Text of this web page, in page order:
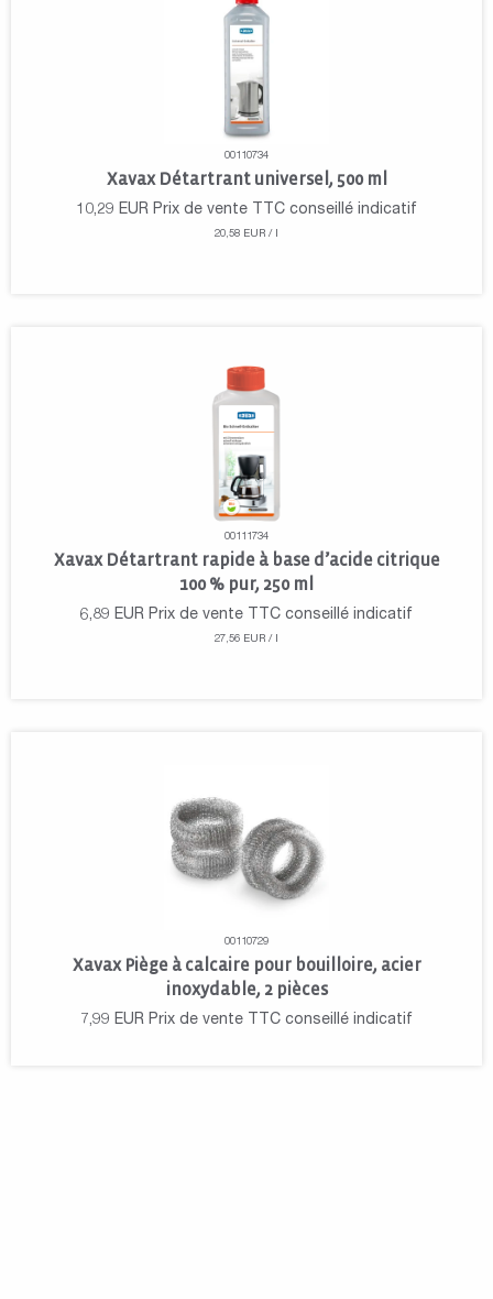
00110734
Xavax Détartrant universel, 500 ml
10,29 EUR Prix de vente TTC conseillé indicatif
20,58 EUR / l
00111734
Xavax Détartrant rapide à base d’acide citrique
100 % pur, 250 ml
6,89 EUR Prix de vente TTC conseillé indicatif
27,56 EUR / l
00110729
Xavax Piège à calcaire pour bouilloire, acier
inoxydable, 2 pièces
7,99 EUR Prix de vente TTC conseillé indicatif